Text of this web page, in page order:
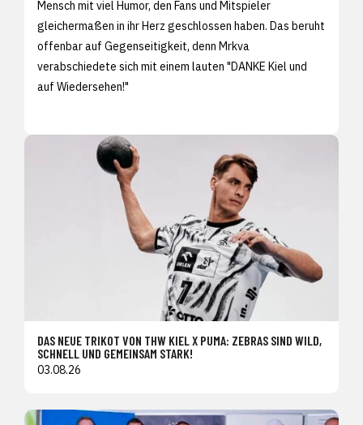
Mensch mit viel Humor, den Fans und Mitspieler
gleichermaßen in ihr Herz geschlossen haben. Das beruht
offenbar auf Gegenseitigkeit, denn Mrkva
verabschiedete sich mit einem lauten "DANKE Kiel und
auf Wiedersehen!"
DAS NEUE TRIKOT VON THW KIEL X PUMA: ZEBRAS SIND WILD,
SCHNELL UND GEMEINSAM STARK!
03.08.26